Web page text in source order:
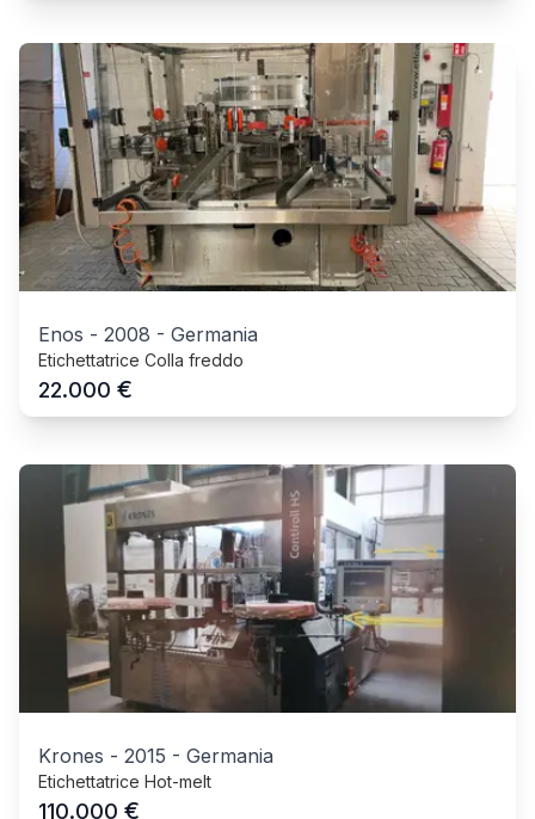
Enos - 2008 - Germania
Etichettatrice Colla freddo
22.000 €
Krones - 2015 - Germania
Etichettatrice Hot-melt
110.000 €